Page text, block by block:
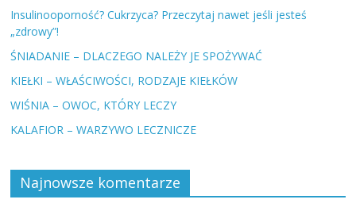
Insulinooporność? Cukrzyca? Przeczytaj nawet jeśli jesteś
„zdrowy”!
ŚNIADANIE – DLACZEGO NALEŻY JE SPOŻYWAĆ
KIEŁKI – WŁAŚCIWOŚCI, RODZAJE KIEŁKÓW
WIŚNIA – OWOC, KTÓRY LECZY
KALAFIOR – WARZYWO LECZNICZE
Najnowsze komentarze